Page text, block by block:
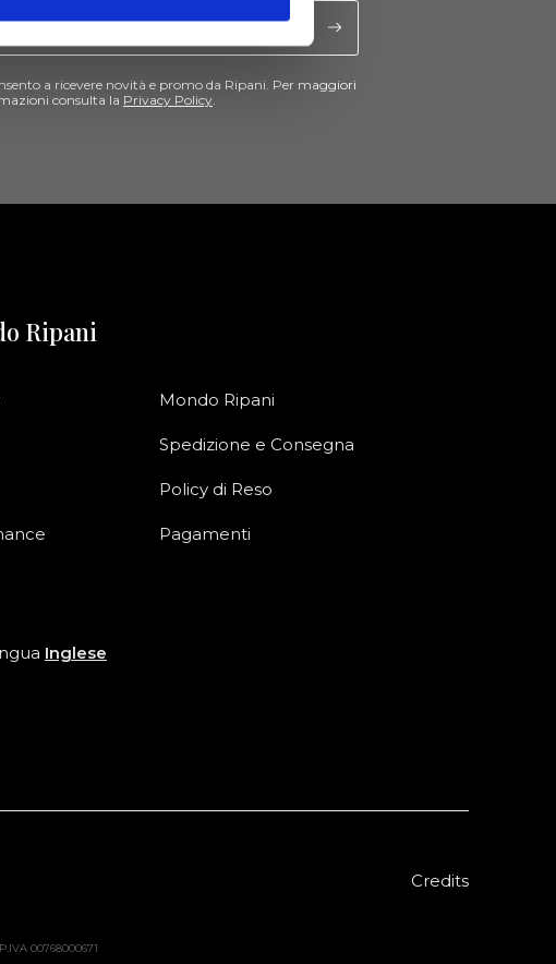
a ricevere novità e promo da Ripani. Per maggiori
consulta la Privacy Policy
Ripani
Mondo Ripani
Spedizione e Consegna
Policy di Reso
Pagamenti
Inglese
Credits
00768000671